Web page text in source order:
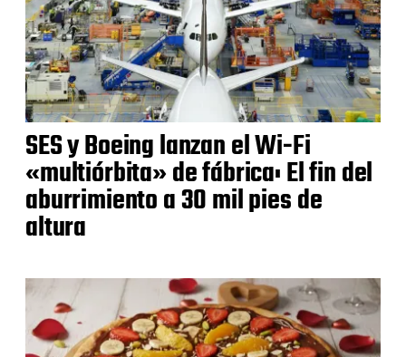
SES y Boeing lanzan el Wi-Fi
«multiórbita» de fábrica: El fin del
aburrimiento a 30 mil pies de
altura